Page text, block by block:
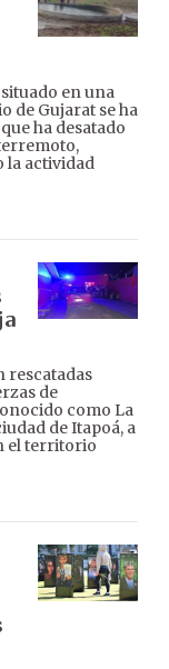
en una
de Gujarat se ha
ha desatado
la actividad
rescatadas
de
como La
de Itapoá, a
el territorio